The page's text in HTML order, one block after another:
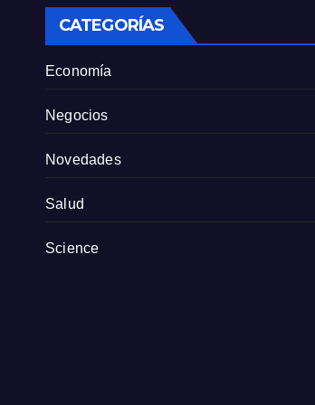
CATEGORÍAS
Economía
Negocios
Novedades
Salud
Science